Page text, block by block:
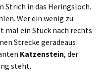
Strich in das Heringsloch.
Wer ein wenig zu
mal ein Stück nach rechts
Strecke geradeaus
Katzenstein, der
steht.